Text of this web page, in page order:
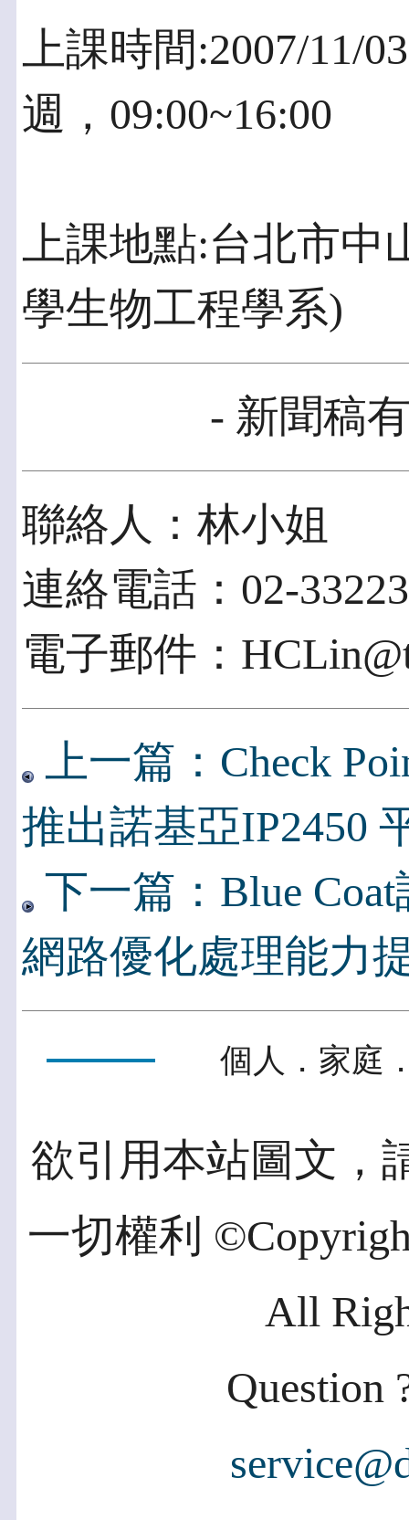
上課時間:2007/11/
週，09:00~16:00
上課地點:台北市
學生物工程學系)
- 新聞稿
聯絡人：林小姐
連絡電話：02-
電子郵件：
上一篇：Check
推出諾基亞IP2450
下一篇：Blue
網路優化處理能力
個人．家庭
欲引用本站圖文，
一切權利
All
Question